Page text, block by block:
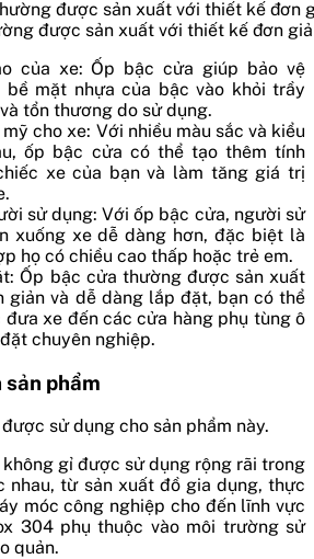
được sản xuất với thiết kế đơn
của xe: Ốp bậc cửa giúp bảo vệ
bề mặt nhựa của bậc vào khỏi trầy
tổn thương do sử dụng.
cho xe: Với nhiều màu sắc và kiểu
ốp bậc cửa có thể tạo thêm tính
xe của bạn và làm tăng giá trị
sử dụng: Với ốp bậc cửa, người sử
xuống xe dễ dàng hơn, đặc biệt là
họ có chiều cao thấp hoặc trẻ em.
Ốp bậc cửa thường được sản xuất
giản và dễ dàng lắp đặt, bạn có thể
xe đến các cửa hàng phụ tùng ô
chuyên nghiệp.
phẩm
sử dụng cho sản phẩm này.
gỉ được sử dụng rộng rãi trong
nhau, từ sản xuất đồ gia dụng, thực
móc công nghiệp cho đến lĩnh vực
304 phụ thuộc vào môi trường sử
quản.